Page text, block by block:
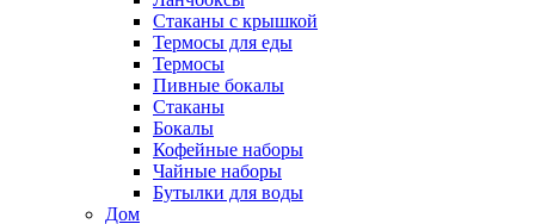
Стаканы с крышкой
Термосы для еды
Термосы
Пивные бокалы
Стаканы
Бокалы
Кофейные наборы
Чайные наборы
Бутылки для воды
Дом